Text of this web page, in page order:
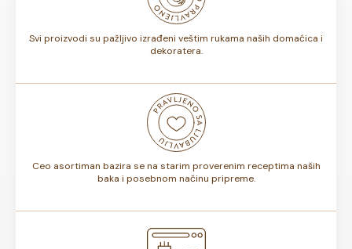
Svi proizvodi su pažljivo izrađeni veštim rukama naših domaćica i
dekoratera.
Ceo asortiman bazira se na starim proverenim receptima naših
baka i posebnom načinu pripreme.